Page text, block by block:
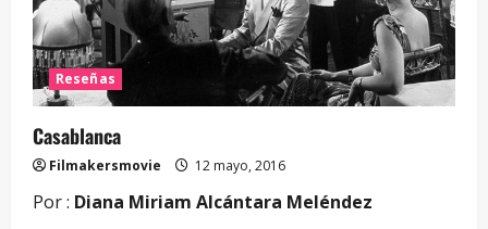
Reseñas
Casablanca
Filmakersmovie 12 mayo, 2016
Por : Diana Miriam Alcántara Meléndez